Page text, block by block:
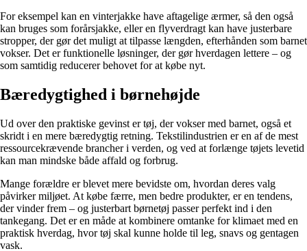
For eksempel kan en vinterjakke have aftagelige ærmer, så den også
kan bruges som forårsjakke, eller en flyverdragt kan have justerbare
stropper, der gør det muligt at tilpasse længden, efterhånden som barnet
vokser. Det er funktionelle løsninger, der gør hverdagen lettere – og
som samtidig reducerer behovet for at købe nyt.
Bæredygtighed i børnehøjde
Ud over den praktiske gevinst er tøj, der vokser med barnet, også et
skridt i en mere bæredygtig retning. Tekstilindustrien er en af de mest
ressourcekrævende brancher i verden, og ved at forlænge tøjets levetid
kan man mindske både affald og forbrug.
Mange forældre er blevet mere bevidste om, hvordan deres valg
påvirker miljøet. At købe færre, men bedre produkter, er en tendens,
der vinder frem – og justerbart børnetøj passer perfekt ind i den
tankegang. Det er en måde at kombinere omtanke for klimaet med en
praktisk hverdag, hvor tøj skal kunne holde til leg, snavs og gentagen
vask.